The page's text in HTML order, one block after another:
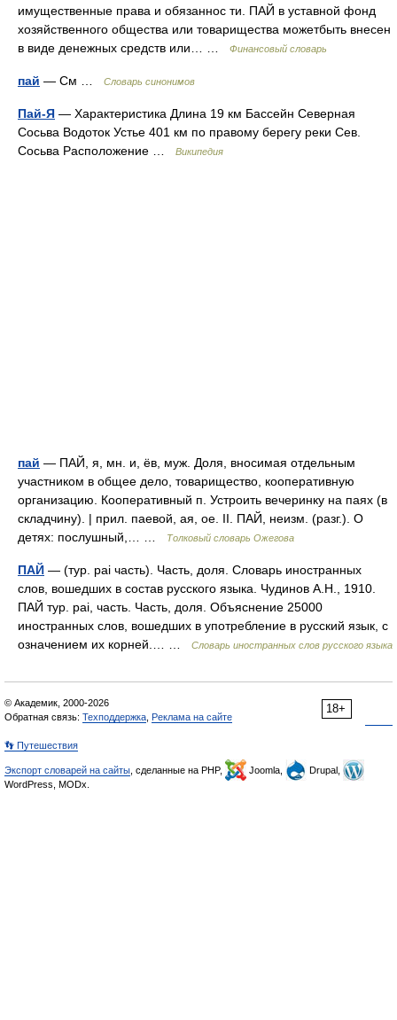
имущественные права и обязаннос ти. ПАЙ в уставной фонд
хозяйственного общества или товарищества можетбыть внесен
в виде денежных средств или… …
Финансовый словарь
пай — См … Словарь синонимов
Пай-Я — Характеристика Длина 19 км Бассейн Северная
Сосьва Водоток Устье 401 км по правому берегу реки Сев.
Сосьва Расположение …
Википедия
пай — ПАЙ, я, мн. и, ёв, муж. Доля, вносимая отдельным
участником в общее дело, товарищество, кооперативную
организацию. Кооперативный п. Устроить вечеринку на паях (в
складчину). | прил. паевой, ая, ое. II. ПАЙ, неизм. (разг.). О
детях: послушный,… …
Толковый словарь Ожегова
ПАЙ — (тур. pai часть). Часть, доля. Словарь иностранных
слов, вошедших в состав русского языка. Чудинов А.Н., 1910.
ПАЙ тур. pai, часть. Часть, доля. Объяснение 25000
иностранных слов, вошедших в употребление в русский язык, с
означением их корней.… …
Словарь иностранных слов русского языка
18+
© Академик, 2000-2026
Обратная связь: Техподдержка Реклама на сайте
👣 Путешествия
Экспорт словарей на сайты , сделанные на PHP, Joomla,
Drupal,
WordPress, MODx.